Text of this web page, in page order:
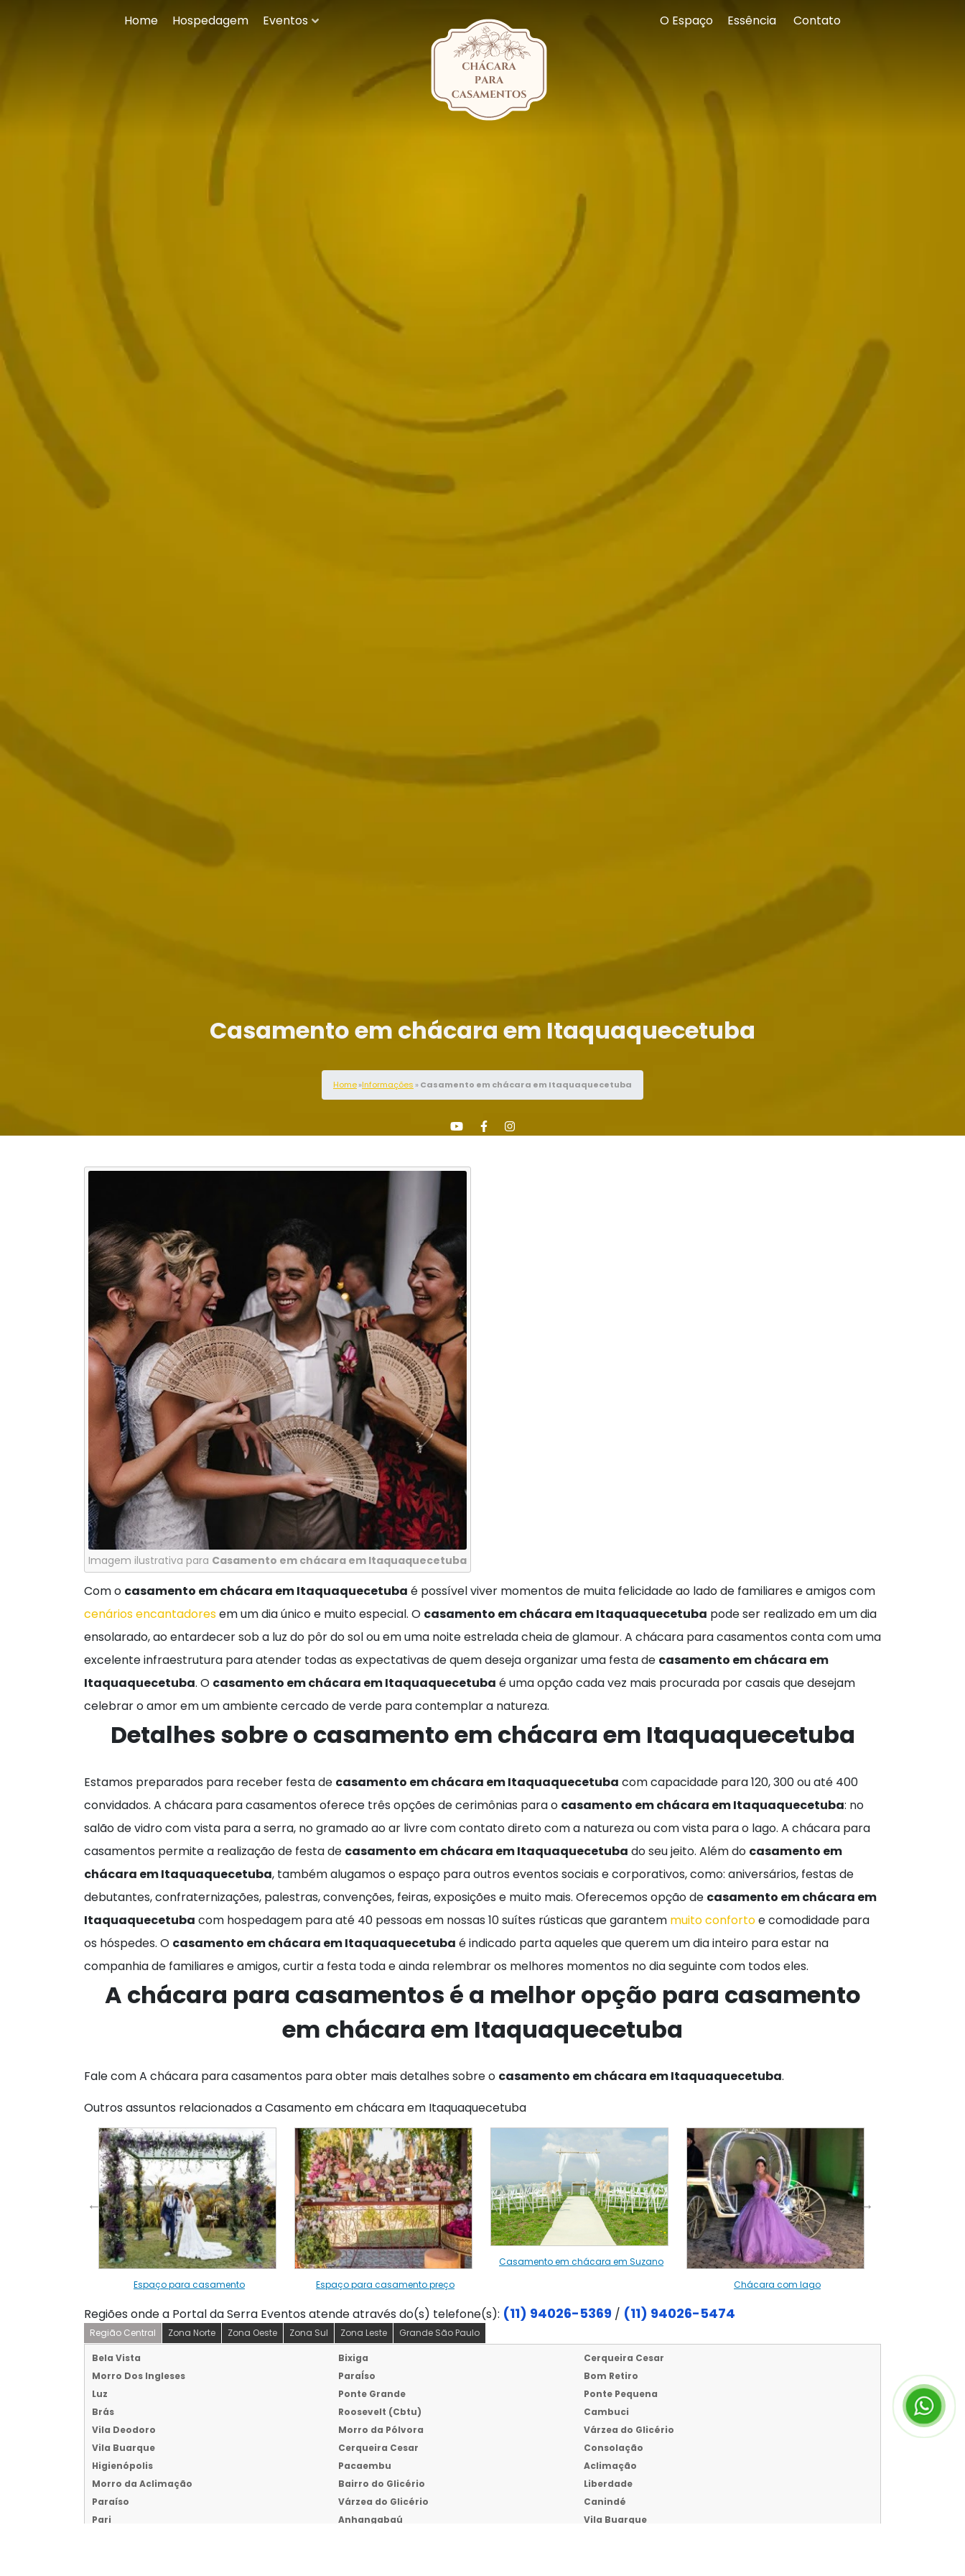
Home Hospedagem Eventos O Espaço Essência Contato
Casamento em chácara em Itaquaquecetuba
Home»Informações »Casamento em chácara em Itaquaquecetuba
Imagem ilustrativa para Casamento em chácara em Itaquaquecetuba
Com o casamento em chácara em Itaquaquecetuba é possível viver momentos de muita felicidade ao lado de familiares e amigos com
cenários encantadoresem um dia único e muito especial. O casamento em chácara em Itaquaquecetuba pode ser realizado em um dia
ensolarado, ao entardecer sob a luz do pôr do sol ou em uma noite estrelada cheia de glamour. A chácara para casamentos conta com uma
excelente infraestrutura para atender todas as expectativas de quem deseja organizar uma festa de casamento em chácara em
Itaquaquecetuba. O casamento em chácara em Itaquaquecetuba é uma opção cada vez mais procurada por casais que desejam
celebrar o amor em um ambiente cercado de verde para contemplar a natureza.
Detalhes sobre o casamento em chácara em Itaquaquecetuba
Estamos preparados para receber festa de casamento em chácara em Itaquaquecetuba com capacidade para 120, 300 ou até 400
convidados. A chácara para casamentos oferece três opções de cerimônias para o casamento em chácara em Itaquaquecetuba: no
salão de vidro com vista para a serra, no gramado ao ar livre com contato direto com a natureza ou com vista para o lago. A chácara para
casamentos permite a realização de festa de casamento em chácara em Itaquaquecetuba do seu jeito. Além do casamento em
chácara em Itaquaquecetuba, também alugamos o espaço para outros eventos sociais e corporativos, como: aniversários, festas de
debutantes, confraternizações, palestras, convenções, feiras, exposições e muito mais. Oferecemos opção de casamento em chácara em
Itaquaquecetuba com hospedagem para até 40 pessoas em nossas 10 suítes rústicas que garantem muito confortoe comodidade para
os hóspedes. O casamento em chácara em Itaquaquecetuba é indicado parta aqueles que querem um dia inteiro para estar na
companhia de familiares e amigos, curtir a festa toda e ainda relembrar os melhores momentos no dia seguinte com todos eles.
A chácara para casamentos é a melhor opção para casamento
em chácara em Itaquaquecetuba
Fale com A chácara para casamentos para obter mais detalhes sobre o casamento em chácara em Itaquaquecetuba.
Outros assuntos relacionados a Casamento em chácara em Itaquaquecetuba
Espaço para casamento Espaço para casamento preço
Casamento em chácara em Suzano
Chácara com lago
Regiões onde a Portal da Serra Eventos atende através do(s) telefone(s): (11) 94026-5369 / (11) 94026-5474
Região Central Zona Norte Zona Oeste Zona Sul Zona Leste Grande São Paulo
Bela Vista Bixiga
Cerqueira Cesar
Morro Dos Ingleses
ParaÍso
Bom Retiro
Luz
Ponte Grande
Ponte Pequena
Brás
Roosevelt (Cbtu)
Cambuci
Vila Deodoro
Morro da Pólvora
Várzea do Glicério
Vila Buarque
Cerqueira Cesar
Consolação
Higienópolis
Pacaembu
Aclimação
Morro da Aclimação
Bairro do Glicério
Liberdade
Paraíso
Várzea do Glicério
Canindé
Pari
Anhangabaú
Vila Buarque